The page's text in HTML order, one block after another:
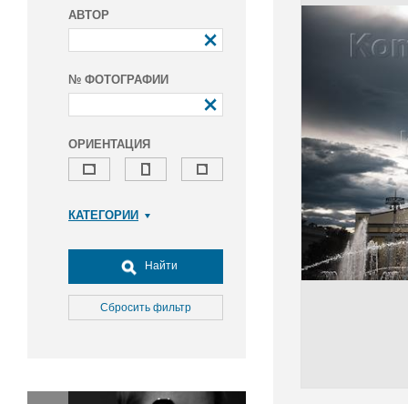
АВТОР
№ ФОТОГРАФИИ
ОРИЕНТАЦИЯ
КАТЕГОРИИ
Досуг, туризм и отдых
Культура
Медицина
Окружающая среда
Найти
Сбросить фильтр